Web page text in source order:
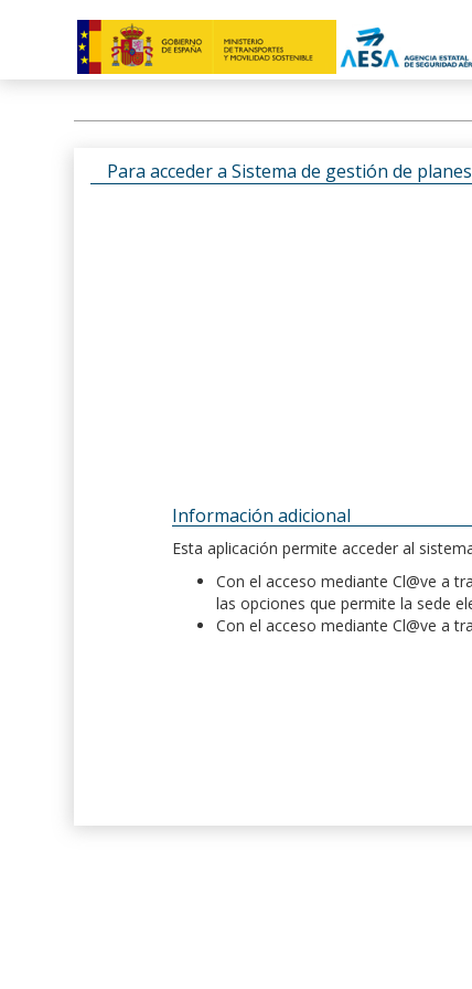
Para acceder a Sistema de gestión de
Información adicional
Esta aplicación permite acceder al
Con el acceso mediante Cl@ve a
las opciones que permite la sede
Con el acceso mediante Cl@ve a